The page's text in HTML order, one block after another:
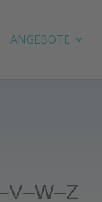
ANGEBOTE
V–W–Z